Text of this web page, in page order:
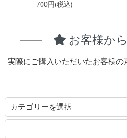
700円(税込)
お客様か
実際にご購入いただいたお客様の